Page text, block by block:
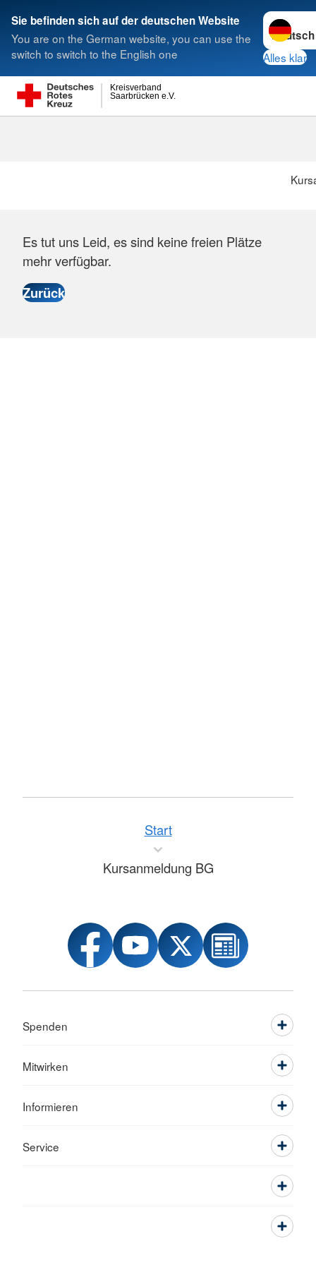
Sie befinden sich auf der deutschen Website
You are on the German website, you can use the
switch to switch to the English one
Sprache
Alles klar
Saarbrücken e.V.
Kreisverband
Suche
Es tut uns Leid, es sind keine freien Plätze
mehr verfügbar.
Start
Kursanmeldung BG
Spenden
Mitwirken
Informieren
Service